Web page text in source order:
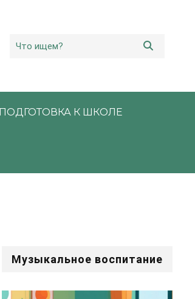
ПОДГОТОВКА К ШКОЛЕ
Музыкальное воспитание